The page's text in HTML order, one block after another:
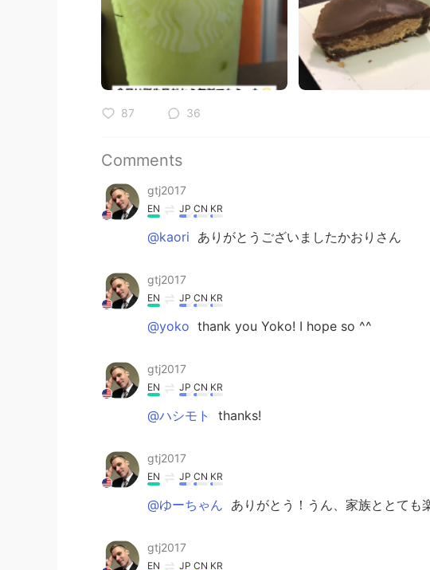
87 36
Comments
gtj2017
EN JP CN KR
@kaori ありがとうございましたかおりさん
gtj2017
EN JP CN KR
@yoko thank you Yoko! I hope so ^^
gtj2017
EN JP CN KR
@ハシモト thanks!
gtj2017
EN JP CN KR
@ゆーちゃん ありがとう！うん、家族ととても
gtj2017
EN JP CN KR